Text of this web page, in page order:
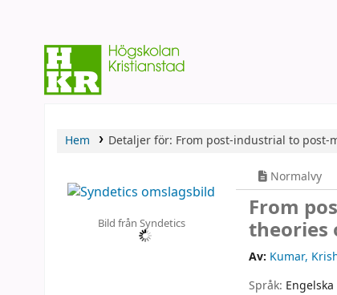
Hem Detaljer för: From post-industrial to post-
Bild från Syndetics
Normalvy
From
theories
Av: Kumar,
Språk: Engelska